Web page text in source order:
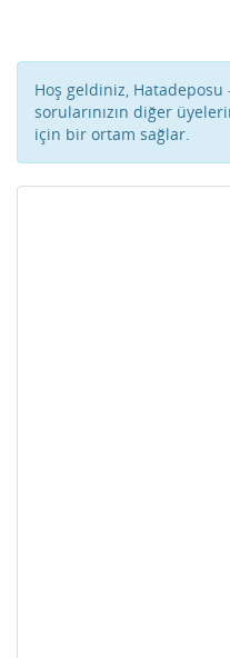
Hoş geldiniz,
sorularınızın diğer
için bir ortam sağlar.